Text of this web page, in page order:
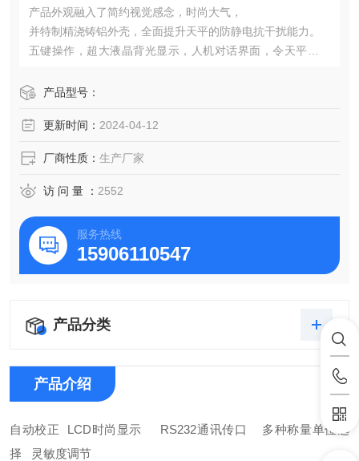
产品外观融入了简约视觉感念，时尚大气，
并特制精浇铸铝外壳，全面提升天平的防静电抗干扰能力。
五键操作，超大液晶背光显示，人机对话界面，令天平称量
大空间玻璃滑动防风罩，视觉通透，操作方便。
产品型号：
更新时间： 2024-04-12
厂商性质： 生产厂家
访 问 量 ： 2552
服务热线
15906110547
产品分类
产品介绍
自动校正
LCD时尚显示 RS232通讯传口 多种称量单位选
择 灵敏度调节